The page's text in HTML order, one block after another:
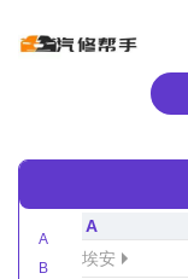
A
B
A
埃安